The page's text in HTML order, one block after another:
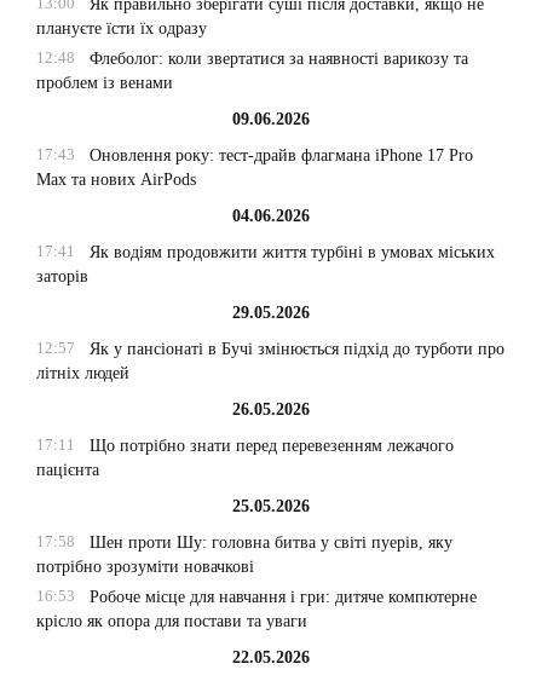
Як правильно зберігати суші після доставки, якщо не
плануєте їсти їх одразу
12:48
Флеболог: коли звертатися за наявності варикозу та
проблем із венами
09.06.2026
17:43
Оновлення року: тест-драйв флагмана iPhone 17 Pro
Max та нових AirPods
04.06.2026
17:41
Як водіям продовжити життя турбіні в умовах міських
заторів
29.05.2026
12:57
Як у пансіонаті в Бучі змінюється підхід до турботи про
літніх людей
26.05.2026
17:11
Що потрібно знати перед перевезенням лежачого
пацієнта
25.05.2026
17:58
Шен проти Шу: головна битва у світі пуерів, яку
потрібно зрозуміти новачкові
16:53
Робоче місце для навчання і гри: дитяче компютерне
крісло як опора для постави та уваги
22.05.2026